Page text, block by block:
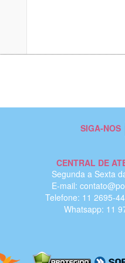
SIGA-NOS
CENTRAL DE
Segunda a Sexta
E-mail:
Telefone: 11 2695-
Whatsapp: 11